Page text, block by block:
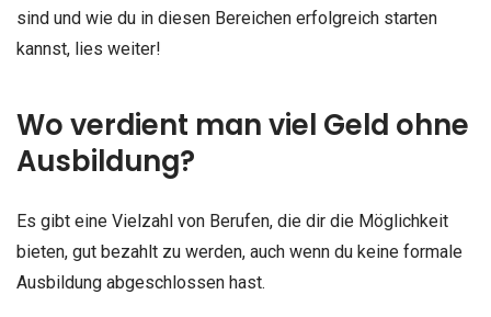
sind und wie du in diesen Bereichen erfolgreich starten
kannst, lies weiter!
Wo verdient man viel Geld ohne
Ausbildung?
Es gibt eine Vielzahl von Berufen, die dir die Möglichkeit
bieten, gut bezahlt zu werden, auch wenn du keine formale
Ausbildung abgeschlossen hast.